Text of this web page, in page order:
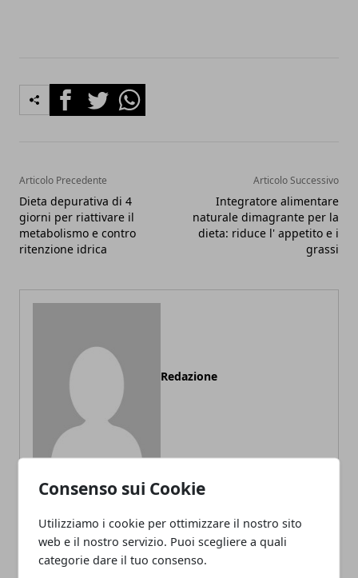
Consenso sui Cookie
Utilizziamo i cookie per ottimizzare il nostro sito
web e il nostro servizio. Puoi scegliere a quali
categorie dare il tuo consenso.
FacebookTwitterWhatsapp
Articolo Precedente
Dieta depurativa di 4
giorni per riattivare il
metabolismo e contro
ritenzione idrica
Articolo Successivo
Integratore alimentare
naturale dimagrante per la
dieta: riduce l' appetito e i
grassi
Redazione
ARTICOLI CORRELATI